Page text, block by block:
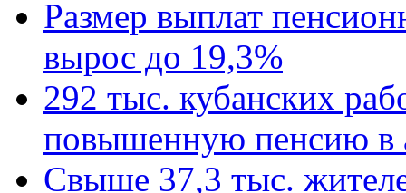
Размер выплат
вырос до 19,3%
292 тыс. кубанских
повышенную пенсию в
Свыше 37,3 тыс.